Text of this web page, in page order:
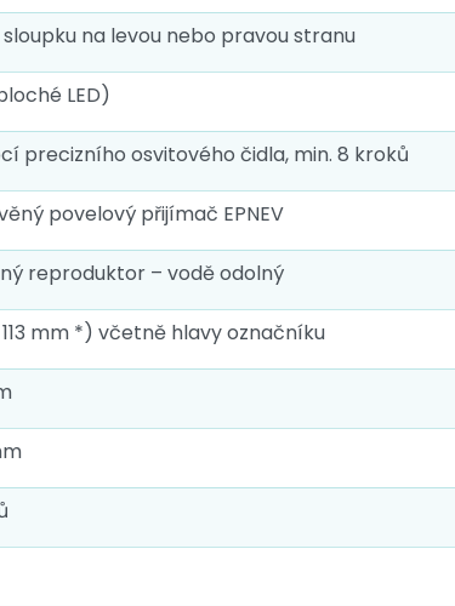
na levou nebo pravou stranu
LED)
precizního osvitového čidla, min. 8 kroků
povelový přijímač EPNEV
reproduktor – vodě odolný
mm *) včetně hlavy označníku